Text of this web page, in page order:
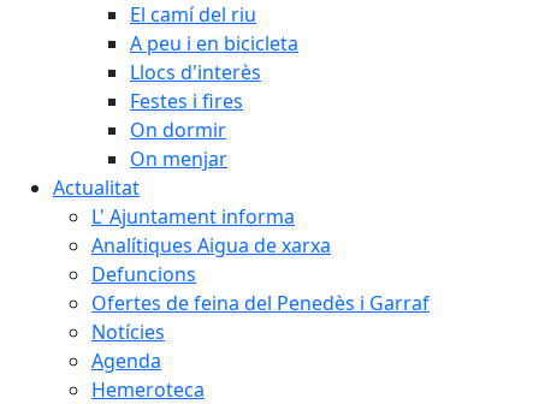
El camí del riu
A peu i en bicicleta
Llocs d'interès
Festes i fires
On dormir
On menjar
Actualitat
L' Ajuntament informa
Analítiques Aigua de xarxa
Defuncions
Ofertes de feina del Penedès i Garraf
Notícies
Agenda
Hemeroteca